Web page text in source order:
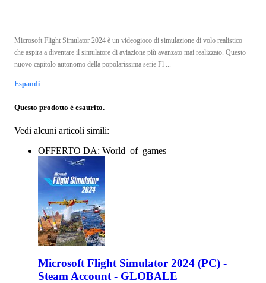
Microsoft Flight Simulator 2024 è un videogioco di simulazione di volo realistico
che aspira a diventare il simulatore di aviazione più avanzato mai realizzato. Questo
nuovo capitolo autonomo della popolarissima serie Fl ...
Espandi
Questo prodotto è esaurito.
Vedi alcuni articoli simili:
OFFERTO DA: World_of_games
Microsoft Flight Simulator 2024 (PC) -
Steam Account - GLOBALE